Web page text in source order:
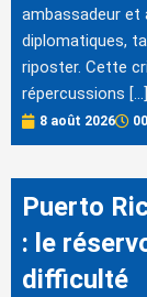
ambassadeur et
diplomatiques,
riposter. Cette
répercussions […]
8 août 2026
Puerto
: le
difficulté